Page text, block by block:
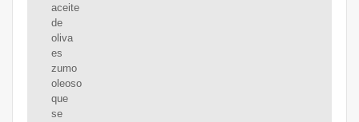
aceite
de
oliva
es
zumo
oleoso
que
se